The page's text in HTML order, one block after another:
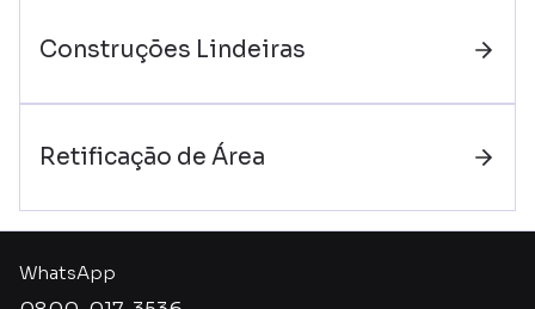
Construções Lindeiras
Retificação de Área
WhatsApp